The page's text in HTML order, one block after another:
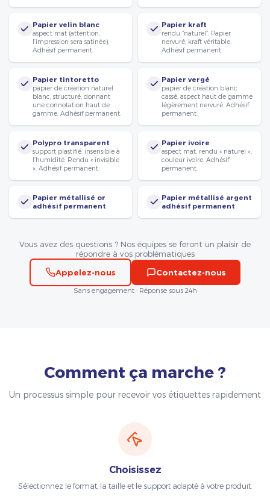
Papier velin blanc
aspect mat (attention,
l’impression sera satinée).
Adhésif permanent.
Papier kraft
rendu “naturel”. Papier
nervuré, kraft véritable.
Adhésif permanent.
Papier tintoretto
papier de création naturel
blanc, structuré, donnant
une connotation haut de
gamme. Adhésif permanent.
Papier vergé
papier de création blanc
cassé, aspect haut de gamme
légèrement nervuré. Adhésif
permanent.
Polypro transparent
support plastifié, insensible à
l’humidité. Rendu « invisible
». Adhésif permanent.
Papier ivoire
aspect mat, rendu « naturel »,
couleur ivoire. Adhésif
permanent.
Papier métallisé or
adhésif permanent
Papier métallisé argent
adhésif permanent
Vous avez des questions ? Nos équipes se feront un plaisir de
répondre à vos problématiques
Appelez-nous
Contactez-nous
Sans engagement · Réponse sous 24h
Comment ça marche ?
Un processus simple pour recevoir vos étiquettes rapidement
Choisissez
Sélectionnez le format, la taille et le support adapté à votre produit.